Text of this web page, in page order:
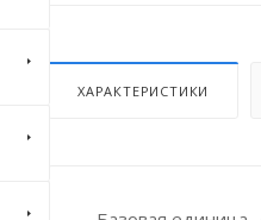
ХАРАКТЕРИСТИКИ